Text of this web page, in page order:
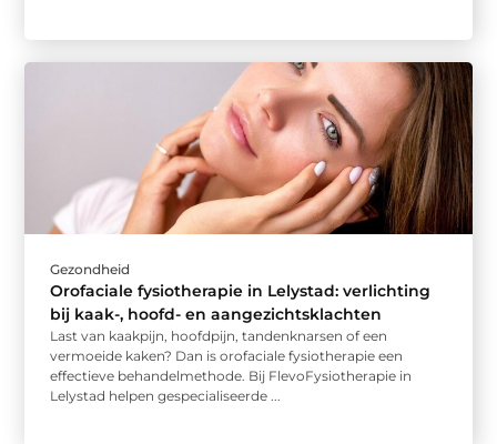
Gezondheid
Orofaciale fysiotherapie in Lelystad: verlichting
bij kaak-, hoofd- en aangezichtsklachten
Last van kaakpijn, hoofdpijn, tandenknarsen of een
vermoeide kaken? Dan is orofaciale fysiotherapie een
effectieve behandelmethode. Bij FlevoFysiotherapie in
Lelystad helpen gespecialiseerde ...